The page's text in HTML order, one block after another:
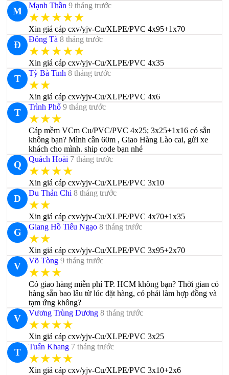
M
Mạnh Thần 9 tháng trước
★★★★★
Xin giá cáp cxv/yjv-Cu/XLPE/PVC 4x95+1x70
Đ
Đông Tà 8 tháng trước
★★★★★
Xin giá cáp cxv/yjv-Cu/XLPE/PVC 4x35
T
Tỳ Bà Tinh 8 tháng trước
★★
Xin giá cáp cxv/yjv-Cu/XLPE/PVC 4x6
T
Trình Phổ 9 tháng trước
★★★
Cáp mềm VCm Cu/PVC/PVC 4x25; 3x25+1x16 có sẵn
không bạn? Mình cần 60m , Giao Hàng Lào cai, gửi xe
khách cho mình. ship code bạn nhé
Q
Quách Hoài 7 tháng trước
★★★★
Xin giá cáp cxv/yjv-Cu/XLPE/PVC 3x10
D
Du Thản Chi 8 tháng trước
★★
Xin giá cáp cxv/yjv-Cu/XLPE/PVC 4x70+1x35
G
Giang Hồ Tiếu Ngạo 8 tháng trước
★★
Xin giá cáp cxv/yjv-Cu/XLPE/PVC 3x95+2x70
V
Võ Tòng 9 tháng trước
★★★
Có giao hàng miễn phí TP. HCM không bạn? Thời gian có
hàng sẵn bao lâu từ lúc đặt hàng, có phải làm hợp đồng và
tạm ứng không?
V
Vương Trùng Dương 8 tháng trước
★★★★
Xin giá cáp cxv/yjv-Cu/XLPE/PVC 3x25
T
Tuấn Khang 7 tháng trước
★★★★
Xin giá cáp cxv/yjv-Cu/XLPE/PVC 3x10+2x6